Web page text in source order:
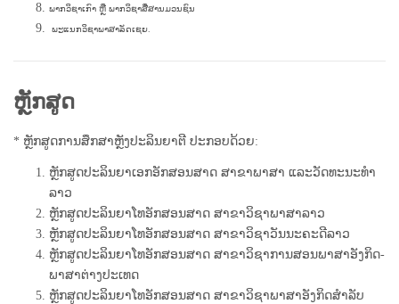
ພາກວິຊາເກົາ ຫຼື ພາກວິຊາສື່ສານມວນຊົນ
ພະແນກວິຊາພາສາລັດເຊຍ.
ຫຼັກສູດ
* ຫຼັກສູດການສຶກສາຫຼັງປະລິນຍາຕີ ປະກອບດ້ວຍ:
ຫຼັກສູດປະລິນຍາເອກອັກສອນສາດ ສາຂາພາສາ ແລະວັດທະນະທຳ
ລາວ
ຫຼັກສູດປະລິນຍາໂທອັກສອນສາດ ສາຂາວິຊາພາ​ສາ​ລາວ
ຫຼັກສູດປະລິນຍາໂທອັກສອນສາດ ສາຂາວິຊາວັນນະຄະດີລາວ
ຫຼັກສູດປະລິນຍາໂທອັກສອນສາດ ສາຂາວິຊາການສອນພາສາອັງກິດ-
ພາສາຕ່າງປະເທດ
ຫຼັກສູດປະລິນຍາໂທອັກສອນສາດ ສາຂາວິຊາພາສາອັງກິດສຳລັບ